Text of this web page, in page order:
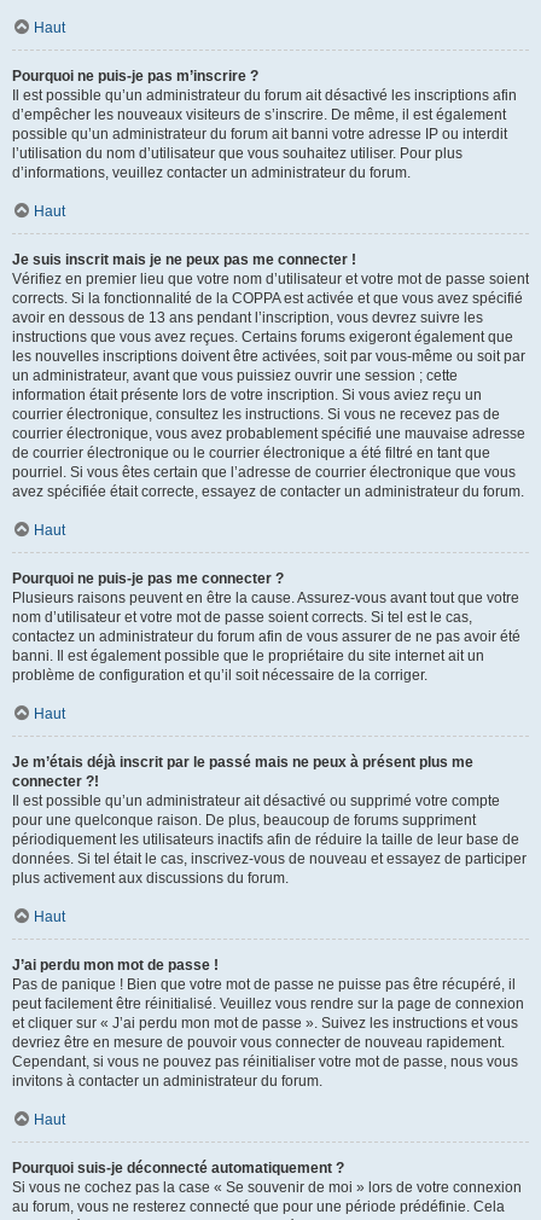
Haut
Pourquoi ne puis-je pas m’inscrire ?
Il est possible qu’un administrateur du forum ait désactivé les inscriptions afin
d’empêcher les nouveaux visiteurs de s’inscrire. De même, il est également
possible qu’un administrateur du forum ait banni votre adresse IP ou interdit
l’utilisation du nom d’utilisateur que vous souhaitez utiliser. Pour plus
d’informations, veuillez contacter un administrateur du forum.
Haut
Je suis inscrit mais je ne peux pas me connecter !
Vérifiez en premier lieu que votre nom d’utilisateur et votre mot de passe soient
corrects. Si la fonctionnalité de la COPPA est activée et que vous avez spécifié
avoir en dessous de 13 ans pendant l’inscription, vous devrez suivre les
instructions que vous avez reçues. Certains forums exigeront également que
les nouvelles inscriptions doivent être activées, soit par vous-même ou soit par
un administrateur, avant que vous puissiez ouvrir une session ; cette
information était présente lors de votre inscription. Si vous aviez reçu un
courrier électronique, consultez les instructions. Si vous ne recevez pas de
courrier électronique, vous avez probablement spécifié une mauvaise adresse
de courrier électronique ou le courrier électronique a été filtré en tant que
pourriel. Si vous êtes certain que l’adresse de courrier électronique que vous
avez spécifiée était correcte, essayez de contacter un administrateur du forum.
Haut
Pourquoi ne puis-je pas me connecter ?
Plusieurs raisons peuvent en être la cause. Assurez-vous avant tout que votre
nom d’utilisateur et votre mot de passe soient corrects. Si tel est le cas,
contactez un administrateur du forum afin de vous assurer de ne pas avoir été
banni. Il est également possible que le propriétaire du site internet ait un
problème de configuration et qu’il soit nécessaire de la corriger.
Haut
Je m’étais déjà inscrit par le passé mais ne peux à présent plus me
connecter ?!
Il est possible qu’un administrateur ait désactivé ou supprimé votre compte
pour une quelconque raison. De plus, beaucoup de forums suppriment
périodiquement les utilisateurs inactifs afin de réduire la taille de leur base de
données. Si tel était le cas, inscrivez-vous de nouveau et essayez de participer
plus activement aux discussions du forum.
Haut
J’ai perdu mon mot de passe !
Pas de panique ! Bien que votre mot de passe ne puisse pas être récupéré, il
peut facilement être réinitialisé. Veuillez vous rendre sur la page de connexion
et cliquer sur « J’ai perdu mon mot de passe ». Suivez les instructions et vous
devriez être en mesure de pouvoir vous connecter de nouveau rapidement.
Cependant, si vous ne pouvez pas réinitialiser votre mot de passe, nous vous
invitons à contacter un administrateur du forum.
Haut
Pourquoi suis-je déconnecté automatiquement ?
Si vous ne cochez pas la case « Se souvenir de moi » lors de votre connexion
au forum, vous ne resterez connecté que pour une période prédéfinie. Cela